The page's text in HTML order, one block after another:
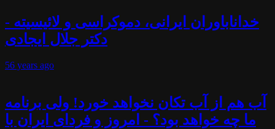
خداناباوران ایرانی، دموکراسی و لائیسیته -
دکتر جلال ایجادی
56 years ago
آب هم از آب تکان نخواهد خورد! ولی برنامه
ما چه خواهد بود؟ - امروز و فردای ایران با